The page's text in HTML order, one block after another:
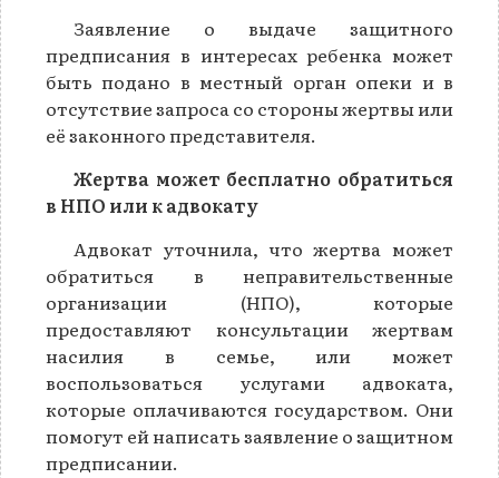
Заявление о выдаче защитного
предписания в интересах ребенка может
быть подано в местный орган опеки и в
отсутствие запроса со стороны жертвы или
её законного представителя.
Жертва может бесплатно обратиться
в НПО или к адвокату
Адвокат уточнила, что жертва может
обратиться в неправительственные
организации (НПО), которые
предоставляют консультации жертвам
насилия в семье, или может
воспользоваться услугами адвоката,
которые оплачиваются государством. Они
помогут ей написать заявление о защитном
предписании.